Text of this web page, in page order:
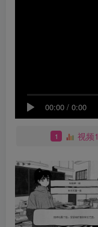
00:00 / 0:00
1 视频1